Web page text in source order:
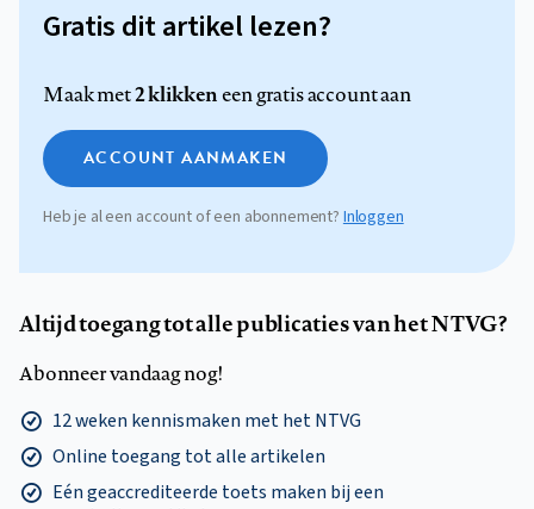
Gratis dit artikel lezen?
Maak met2 klikkeneen gratis account aan
ACCOUNT AANMAKEN
Heb je al een account of een abonnement? Inloggen
Altijd toegang tot alle publicaties van het NTVG?
Abonneer vandaag nog!
12 weken kennismaken met het NTVG
Online toegang tot alle artikelen
Eén geaccrediteerde toets maken bij een